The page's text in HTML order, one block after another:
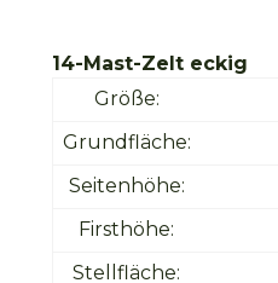
14-Mast-Zelt eckig
Größe:
Grundfläche:
Seitenhöhe:
Firsthöhe:
Stellfläche: